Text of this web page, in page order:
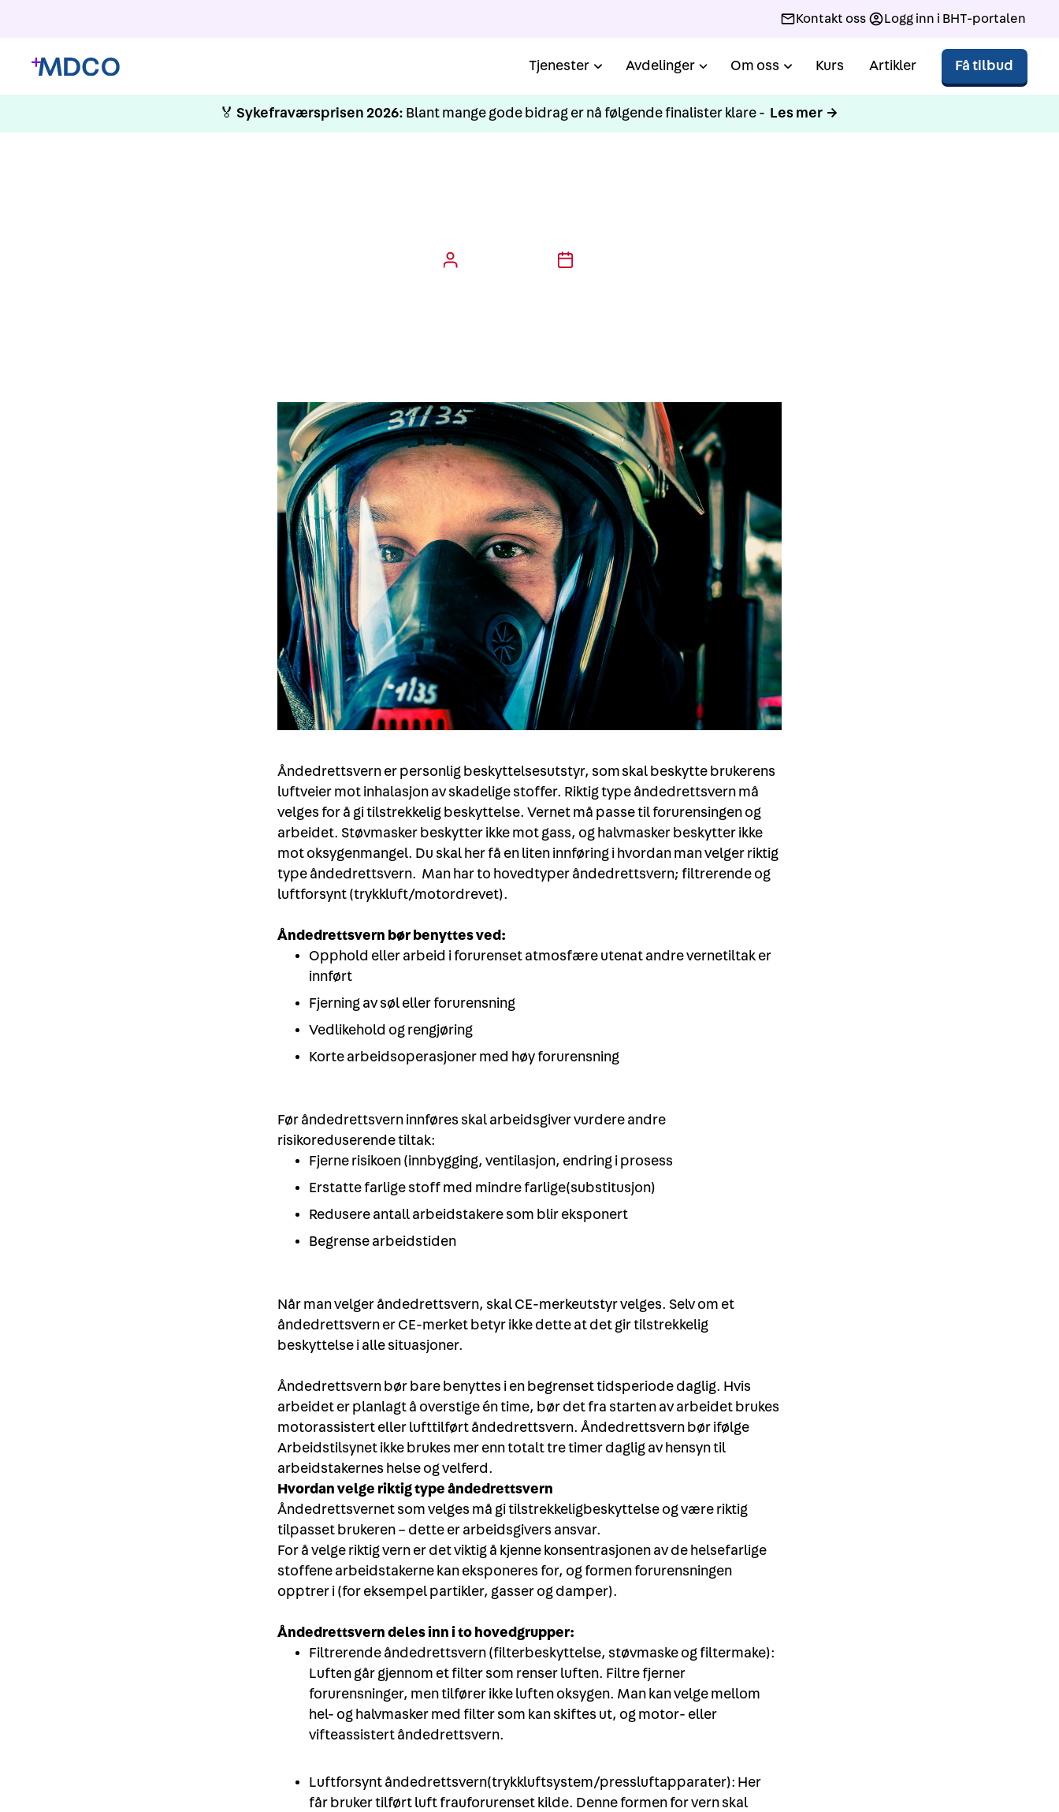
Kontakt oss Logg inn i BHT-portalen
Tjenester Avdelinger Om oss Kurs Artikler Få tilbud
🏅 Sykefraværsprisen 2026: Blant mange gode bidrag er nå følgende finalister klare - Les mer →
Åndedrettsvern er personlig beskyttelsesutstyr, som skal beskytte brukerens
luftveier mot inhalasjon av skadelige stoffer. Riktig type åndedrettsvern må
velges for å gi tilstrekkelig beskyttelse. Vernet må passe til forurensingen og
arbeidet. Støvmasker beskytter ikke mot gass, og halvmasker beskytter ikke
mot oksygenmangel. Du skal her få en liten innføring i hvordan man velger riktig
type åndedrettsvern. Man har to hovedtyper åndedrettsvern; filtrerende og
luftforsynt (trykkluft/motordrevet).
Åndedrettsvern bør benyttes ved:
Opphold eller arbeid i forurenset atmosfære utenat andre vernetiltak er
innført
Fjerning av søl eller forurensning
Vedlikehold og rengjøring
Korte arbeidsoperasjoner med høy forurensning
Før åndedrettsvern innføres skal arbeidsgiver vurdere andre
risikoreduserende tiltak:
Fjerne risikoen (innbygging, ventilasjon, endring i prosess
Erstatte farlige stoff med mindre farlige(substitusjon)
Redusere antall arbeidstakere som blir eksponert
Begrense arbeidstiden
Når man velger åndedrettsvern, skal CE-merkeutstyr velges. Selv om et
åndedrettsvern er CE-merket betyr ikke dette at det gir tilstrekkelig
beskyttelse i alle situasjoner.
Åndedrettsvern bør bare benyttes i en begrenset tidsperiode daglig. Hvis
arbeidet er planlagt å overstige én time, bør det fra starten av arbeidet brukes
motorassistert eller lufttilført åndedrettsvern. Åndedrettsvern bør ifølge
Arbeidstilsynet ikke brukes mer enn totalt tre timer daglig av hensyn til
arbeidstakernes helse og velferd.
Hvordan velge riktig type åndedrettsvern
Åndedrettsvernet som velges må gi tilstrekkeligbeskyttelse og være riktig
tilpasset brukeren – dette er arbeidsgivers ansvar.
For å velge riktig vern er det viktig å kjenne konsentrasjonen av de helsefarlige
stoffene arbeidstakerne kan eksponeres for, og formen forurensningen
opptrer i (for eksempel partikler, gasser og damper).
Åndedrettsvern deles inn i to hovedgrupper:
Filtrerende åndedrettsvern (filterbeskyttelse, støvmaske og filtermake):
Luften går gjennom et filter som renser luften. Filtre fjerner
forurensninger, men tilfører ikke luften oksygen. Man kan velge mellom
hel- og halvmasker med filter som kan skiftes ut, og motor- eller
vifteassistert åndedrettsvern.
Luftforsynt åndedrettsvern(trykkluftsystem/pressluftapparater): Her
får bruker tilført luft frauforurenset kilde. Denne formen for vern skal